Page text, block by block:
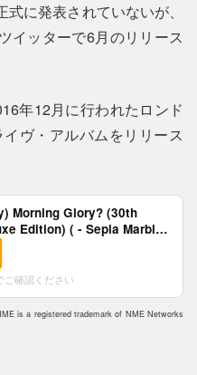
に発表されていないが、
イッターで6月のリリース
年12月に行われたロンド
ヴ・アルバムをリリース
Morning Glory? (30th
Edition) ( - Sepia Marble
ご確認ください
is a registered trademark of NME Networks